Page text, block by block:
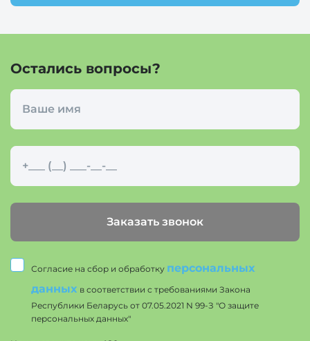
Остались вопросы?
Заказать звонок
Согласие на сбор и обработку персональных
данных в соответствии с требованиями Закона
Республики Беларусь от 07.05.2021 N 99-З "О защите
персональных данных"